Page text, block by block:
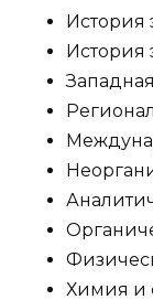
История
История
Химия и